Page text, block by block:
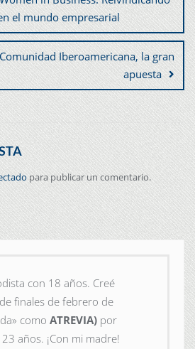
el mundo empresarial
Iberoamericana, la gran
apuesta
para publicar un comentario.
con 18 años. Creé
finales de febrero de
como ATREVIA) por
años. ¡Con mi madre!